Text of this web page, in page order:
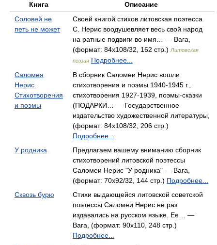
Книга
Описание
Соловей не
петь не может
Своей книгой стихов литовская поэтесса
С. Нерис воодушевляет весь свой народ
на ратные подвиги во имя… — Вага,
(формат: 84x108/32, 162 стр.) Литовская
поэзия Подробнее...
Саломея
Нерис.
Стихотворения
и поэмы
В сборник Саломеи Нерис вошли
стихотворения и поэмы 1940-1945 г.,
стихотворения 1927-1939, поэмы-сказки
(ПОДАРКИ… — Государственное
издательство художественной литературы,
(формат: 84x108/32, 206 стр.)
Подробнее...
У родника
Предлагаем вашему вниманию сборник
стихотворений литовской поэтессы
Саломеи Нерис "У родника" — Вага,
(формат: 70x92/32, 144 стр.) Подробнее...
Сквозь бурю
Стихи выдающейся литовской советской
поэтессы Саломеи Нерис не раз
издавались на русском языке. Ее… —
Вага, (формат: 90x110, 248 стр.)
Подробнее...